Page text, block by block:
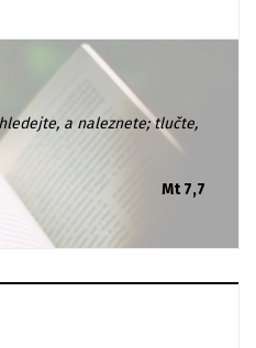
a naleznete; tlučte,
Mt 7,7